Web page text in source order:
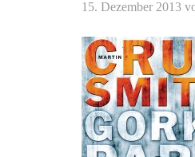
15. Dezember 2013